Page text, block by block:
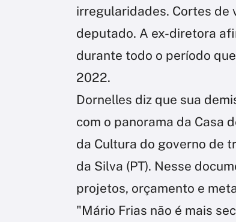
irregularidades. Cortes de
deputado. A ex-diretora
durante todo o período
2022.
Dornelles diz que sua
com o panorama da Casa
da Cultura do governo de
da Silva (PT). Nesse
projetos, orçamento e
"Mário Frias não é mais